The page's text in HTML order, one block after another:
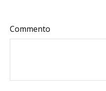
Commento